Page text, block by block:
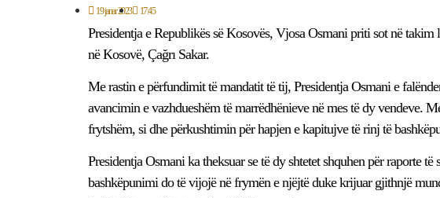
19 janar 2023 17:45
Presidentja e Republikës së Kosovës, Vjosa Osmani priti sot në
në Kosovë, Çağrı Sakar.
Me rastin e përfundimit të mandatit të tij, Presidentja Osmani e
avancimin e vazhdueshëm të marrëdhënieve në mes të dy vendeve.
frytshëm, si dhe përkushtimin për hapjen e kapitujve të rinj të
Presidentja Osmani ka theksuar se të dy shtetet shquhen për raporte
bashkëpunimi do të vijojë në frymën e njëjtë duke krijuar gjithnjë